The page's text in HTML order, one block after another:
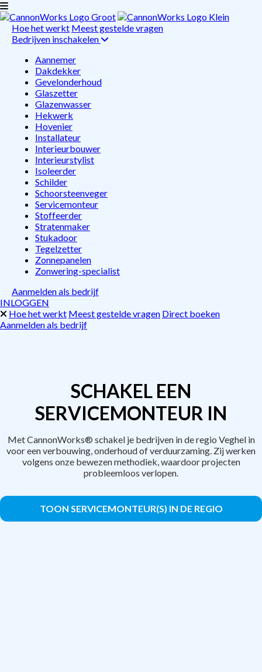
Hoe het werkt Meest gestelde vragen
Bedrijven inschakelen
Aannemer
Dakdekker
Gevelonderhoud
Glaszetter
Glazenwasser
Hekwerk
Hovenier
Installateur
Interieurbouwer
Interieurstylist
Isoleerder
Schilder
Schoorsteenveger
Servicemonteur
Stoffeerder
Stratenmaker
Stukadoor
Tegelzetter
Zonnepanelen
Zonwering-specialist
Aanmelden als bedrijf
INLOGGEN
Hoe het werkt Meest gestelde vragen Direct boeken
Aanmelden als bedrijf
SCHAKEL EEN
SERVICEMONTEUR IN
Met CannonWorks® schakel je bedrijven in de regio Veghel in
voor een verbouwing, onderhoud of verduurzaming. Zij werken
volgens onze bewezen methodiek, waardoor projecten
probleemloos verlopen.
TOON SERVICEMONTEUR(S) IN DE REGIO